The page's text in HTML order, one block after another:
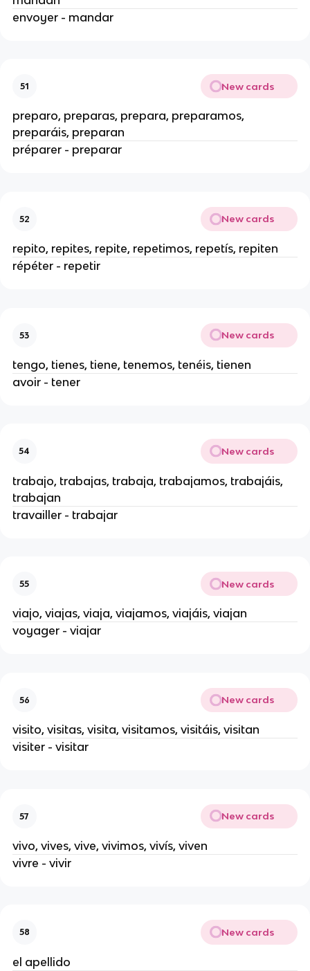
envoyer - mandar
51 New cards
preparo, preparas, prepara, preparamos,
preparáis, preparan
préparer - preparar
52 New cards
repito, repites, repite, repetimos, repetís, repiten
répéter - repetir
53 New cards
tengo, tienes, tiene, tenemos, tenéis, tienen
avoir - tener
54 New cards
trabajo, trabajas, trabaja, trabajamos, trabajáis,
trabajan
travailler - trabajar
55 New cards
viajo, viajas, viaja, viajamos, viajáis, viajan
voyager - viajar
56 New cards
visito, visitas, visita, visitamos, visitáis, visitan
visiter - visitar
57 New cards
vivo, vives, vive, vivimos, vivís, viven
vivre - vivir
58 New cards
el apellido